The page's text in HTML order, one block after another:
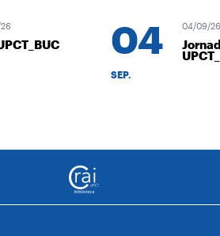
04
SEP.
04/09/